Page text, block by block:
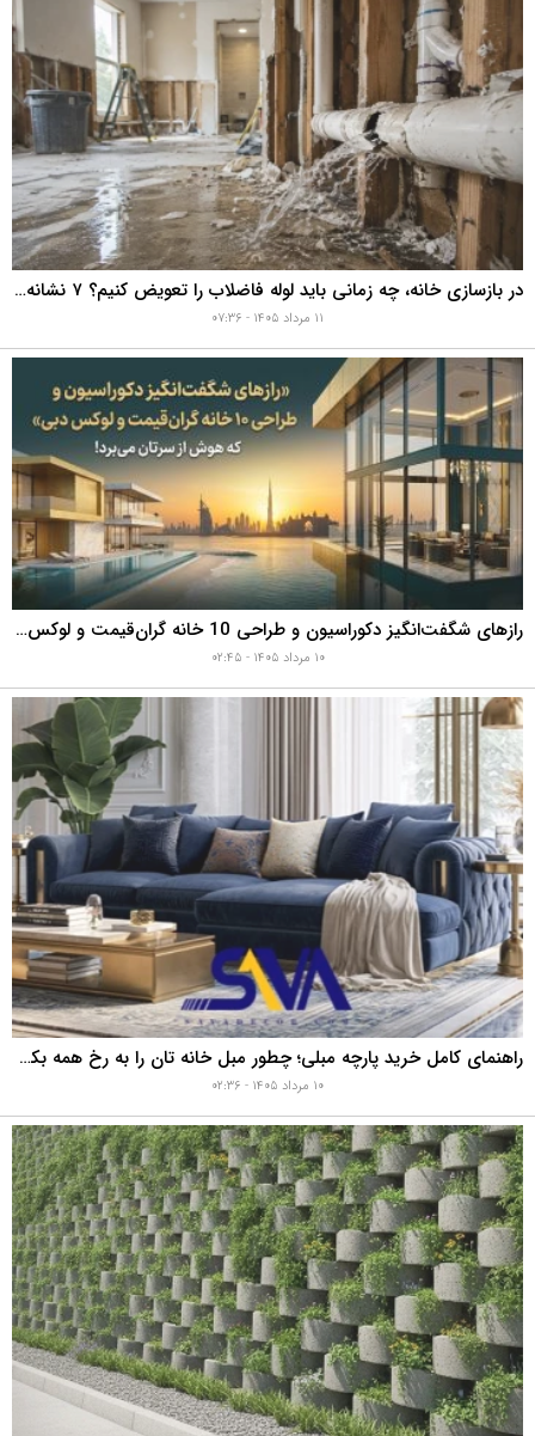
در بازسازی خانه، چه زمانی باید لوله فاضلاب را تعویض کنیم؟ ۷ نشانه‌ای که نباید نادیده بگیرید
رازهای شگفت‌انگیز دکوراسیون و طراحی 10 خانه گران‌قیمت و لوکس دبی که هوش از سرتان می‌برد!
راهنمای کامل خرید پارچه مبلی؛ چطور مبل خانه تان را به رخ همه بکشید؟